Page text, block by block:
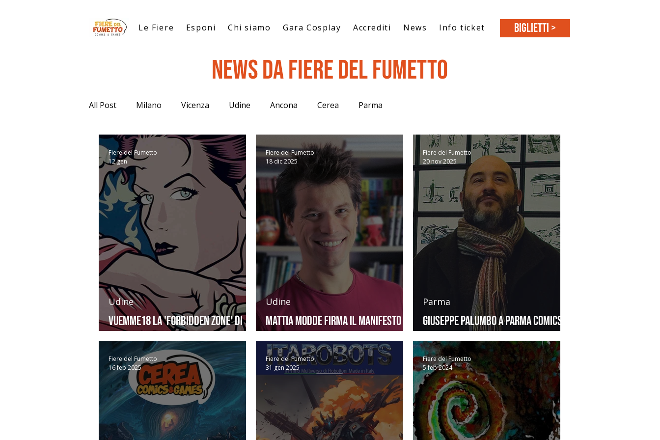
Le Fiere Esponi Chi siamo Gara Cosplay Accrediti News Info ticket BIGLIETTI >
News da Fiere del Fumetto
All Post Milano Vicenza Udine Ancona Cerea Parma
Vuemme18 la 'forbidden zone' di
Udine
Fiere del Fumetto
12 gen
Mattia Modde firma il manifesto di
Udine
Fiere del Fumetto
18 dic 2025
Giuseppe Palumbo a Parma Comics &
Parma
Fiere del Fumetto
20 nov 2025
Fiere del Fumetto
16 feb 2025
Fiere del Fumetto
31 gen 2025
Fiere del Fumetto
5 feb 2024